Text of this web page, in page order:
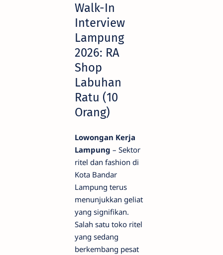
Walk-In
Interview
Lampung
2026: RA
Shop
Labuhan
Ratu (10
Orang)
Lowongan Kerja
Lampung – Sektor
ritel dan fashion di
Kota Bandar
Lampung terus
menunjukkan geliat
yang signifikan.
Salah satu toko ritel
yang sedang
berkembang pesat